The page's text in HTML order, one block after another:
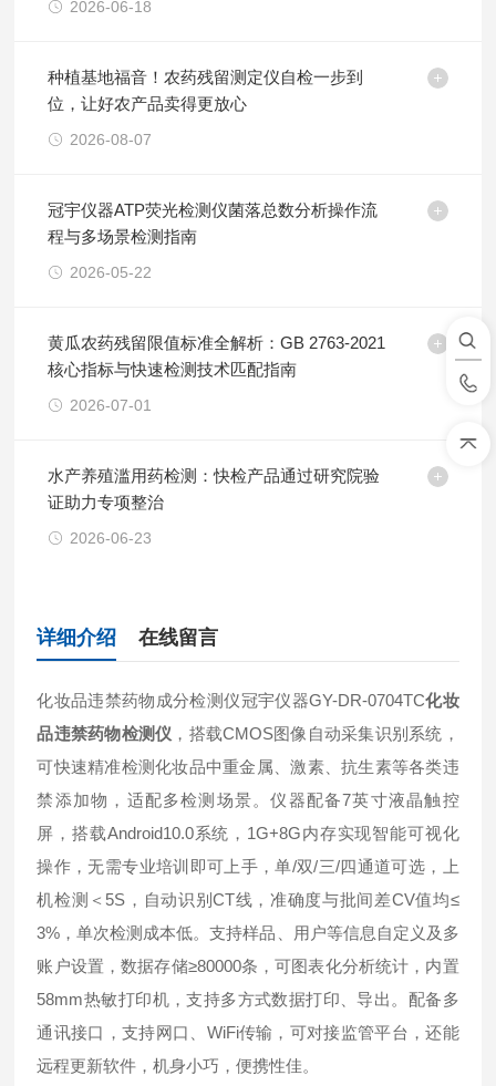
2026-06-18
种植基地福音！农药残留测定仪自检一步到
位，让好农产品卖得更放心
2026-08-07
冠宇仪器ATP荧光检测仪菌落总数分析操作流
程与多场景检测指南
2026-05-22
黄瓜农药残留限值标准全解析：GB 2763-2021
核心指标与快速检测技术匹配指南
2026-07-01
水产养殖滥用药检测：快检产品通过研究院验
证助力专项整治
2026-06-23
详细介绍 在线留言
化妆品违禁药物成分检测仪冠宇仪器GY-DR-0704TC化妆
品违禁药物检测仪 ，搭载CMOS图像自动采集识别系统，
可快速精准检测化妆品中重金属、激素、抗生素等各类违
禁添加物，适配多检测场景。仪器配备7英寸液晶触控
屏，搭载Android10.0系统，1G+8G内存实现智能可视化
操作，无需专业培训即可上手，单/双/三/四通道可选，上
机检测＜5S，自动识别CT线，准确度与批间差CV值均≤
3%，单次检测成本低。支持样品、用户等信息自定义及多
账户设置，数据存储≥80000条，可图表化分析统计，内置
58mm热敏打印机，支持多方式数据打印、导出。配备多
通讯接口，支持网口、WiFi传输，可对接监管平台，还能
远程更新软件，机身小巧，便携性佳。